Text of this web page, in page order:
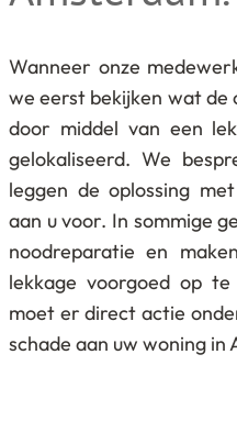
Wanneer onze
we eerst bekijken wat de
door middel van een
gelokaliseerd. We
leggen de oplossing
aan u voor. In sommige
noodreparatie en
lekkage voorgoed op
moet er direct actie
schade aan uw woning